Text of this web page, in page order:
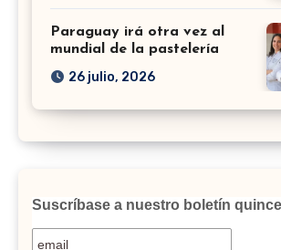
Paraguay irá otra vez al
mundial de la pastelería
26 julio, 2026
Suscríbase a nuestro boletín